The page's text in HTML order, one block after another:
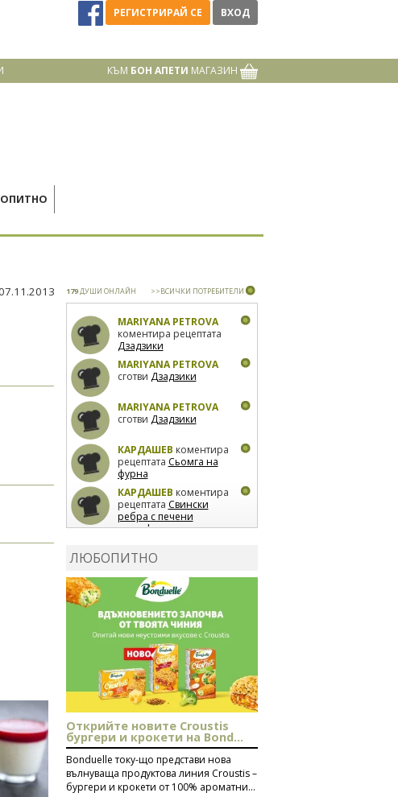
РЕГИСТРИРАЙ СЕ ВХОД
КЪМ БОН АПЕТИ МАГАЗИН
179ДУШИ ОНЛАЙН >>ВСИЧКИ ПОТРЕБИТЕЛИ
MARIYANA PETROVA
коментира рецептата
Дзадзики
MARIYANA PETROVA
сготви Дзадзики
MARIYANA PETROVA
сготви Дзадзики
КАРДАШЕВ коментира
рецептата Сьомга на
фурна
КАРДАШЕВ коментира
рецептата Свински
ребра с печени
картофи
лимон
MARINA_VITA
коментира рецептата
Киноа със зеленчуци
ЛЮБОПИТНО
Открийте новите Croustis
бургери и крокети на Bond...
Bonduelle току-що представи нова
вълнуваща продуктова линия Croustis –
бургери и крокети от 100% ароматни...